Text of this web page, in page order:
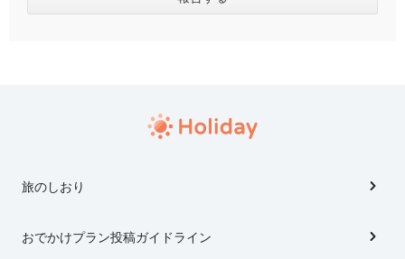
旅のしおり
おでかけプラン投稿ガイドライン